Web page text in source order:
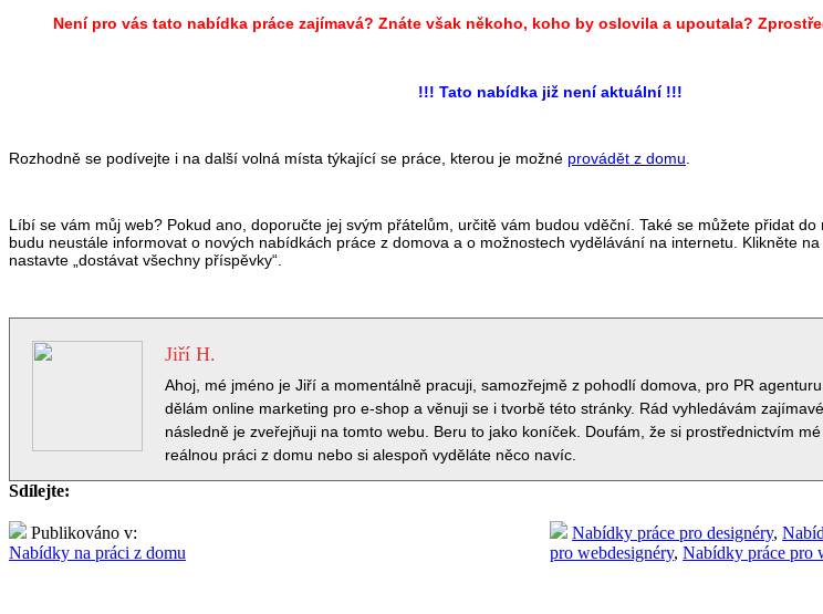
Není pro vás tato nabídka práce zajímavá? Znáte však někoho, koho by oslovila a upoutala?
!!! Tato nabídka již není aktuální !!!
Rozhodně se podívejte i na další volná místa týkající se práce, kterou je možné provádět z domu
Líbí se vám můj web? Pokud ano, doporučte jej svým přátelům, určitě vám budou vděční. Také se můžete přidat do
budu neustále informovat o nových nabídkách práce z domova a o možnostech vydělávání na internetu. Klikněte
nastavte „dostávat všechny příspěvky“.
Jiří H.
Ahoj, mé jméno je Jiří a momentálně pracuji, samozřejmě z pohodlí domova, pro PR
dělám online marketing pro e-shop a věnuji se i tvorbě této stránky. Rád vyhledávám
následně je zveřejňuji na tomto webu. Beru to jako koníček. Doufám, že si prostřednictvím
reálnou práci z domu nebo si alespoň vyděláte něco navíc.
Sdílejte:
Publikováno v:
Nabídky na práci z domu
Nabídky práce pro designéry,
pro webdesignéry, Nabídky práce pro